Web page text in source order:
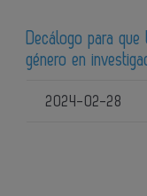
Decálogo para
género en
2024-02-28